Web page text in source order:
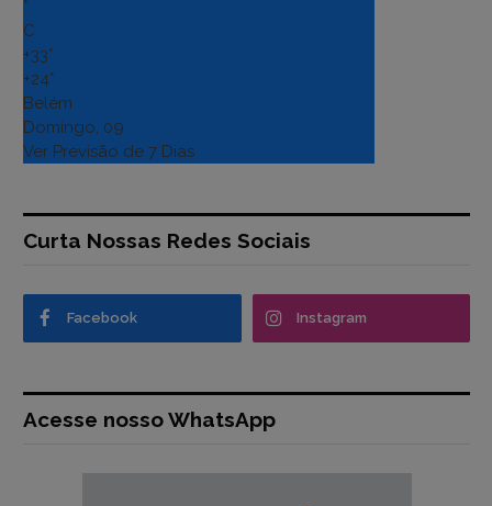
°
C
+33°
+24°
Belém
Domingo, 09
Ver Previsão de 7 Dias
Curta Nossas Redes Sociais
Facebook Instagram
Acesse nosso WhatsApp